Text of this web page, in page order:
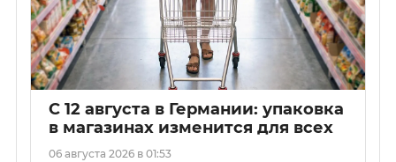
С 12 августа в Германии: упаковка
в магазинах изменится для всех
06 августа 2026 в 01:53